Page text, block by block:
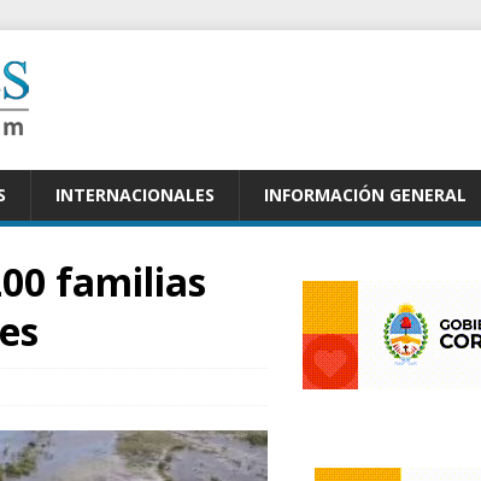
INTERNACIONALES INFORMACIÓN GENERAL
familias